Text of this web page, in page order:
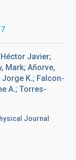
Javier;
Mark; Añorve,
K.; Falcon-
A.; Torres-
Journal